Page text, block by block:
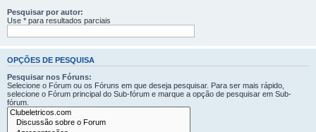
Pesquisar por autor:
Use * para resultados parciais
OPÇÕES DE PESQUISA
Pesquisar nos Fóruns:
Selecione o Fórum ou os Fóruns em que deseja pesquisar. Para ser mais rápido,
selecione o Fórum principal do Sub-fórum e marque a opção de pesquisar em Sub-
fórum.